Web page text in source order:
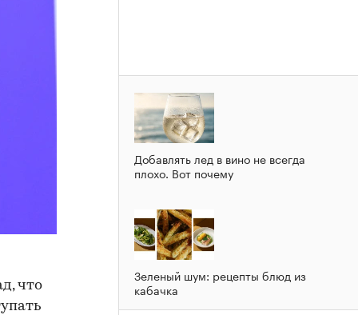
что
Добавлять лед в вино не всегда
плохо. Вот почему
Зеленый шум: рецепты блюд из
кабачка